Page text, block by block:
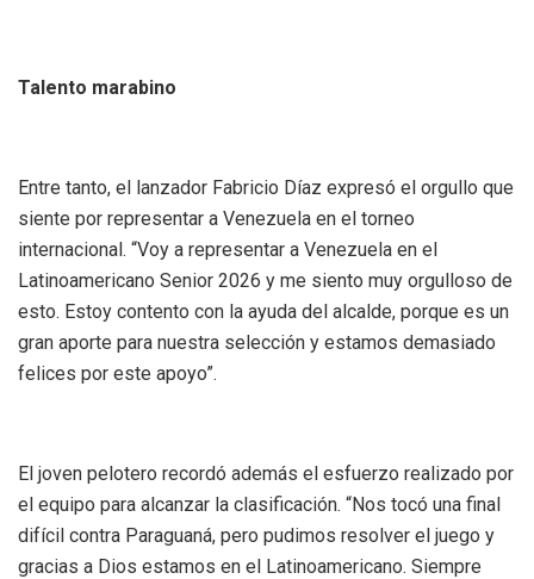
‎Talento marabino
‎Entre tanto, el lanzador Fabricio Díaz expresó el orgullo que
siente por representar a Venezuela en el torneo
internacional. “Voy a representar a Venezuela en el
Latinoamericano Senior 2026 y me siento muy orgulloso de
esto. Estoy contento con la ayuda del alcalde, porque es un
gran aporte para nuestra selección y estamos demasiado
felices por este apoyo”.
‎El joven pelotero recordó además el esfuerzo realizado por
el equipo para alcanzar la clasificación. “Nos tocó una final
difícil contra Paraguaná, pero pudimos resolver el juego y
gracias a Dios estamos en el Latinoamericano. Siempre